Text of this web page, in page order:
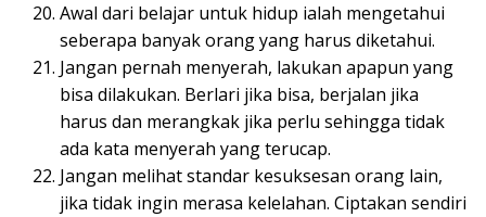
Awal dari belajar untuk hidup ialah mengetahui
seberapa banyak orang yang harus diketahui.
Jangan pernah menyerah, lakukan apapun yang
bisa dilakukan. Berlari jika bisa, berjalan jika
harus dan merangkak jika perlu sehingga tidak
ada kata menyerah yang terucap.
Jangan melihat standar kesuksesan orang lain,
jika tidak ingin merasa kelelahan. Ciptakan sendiri